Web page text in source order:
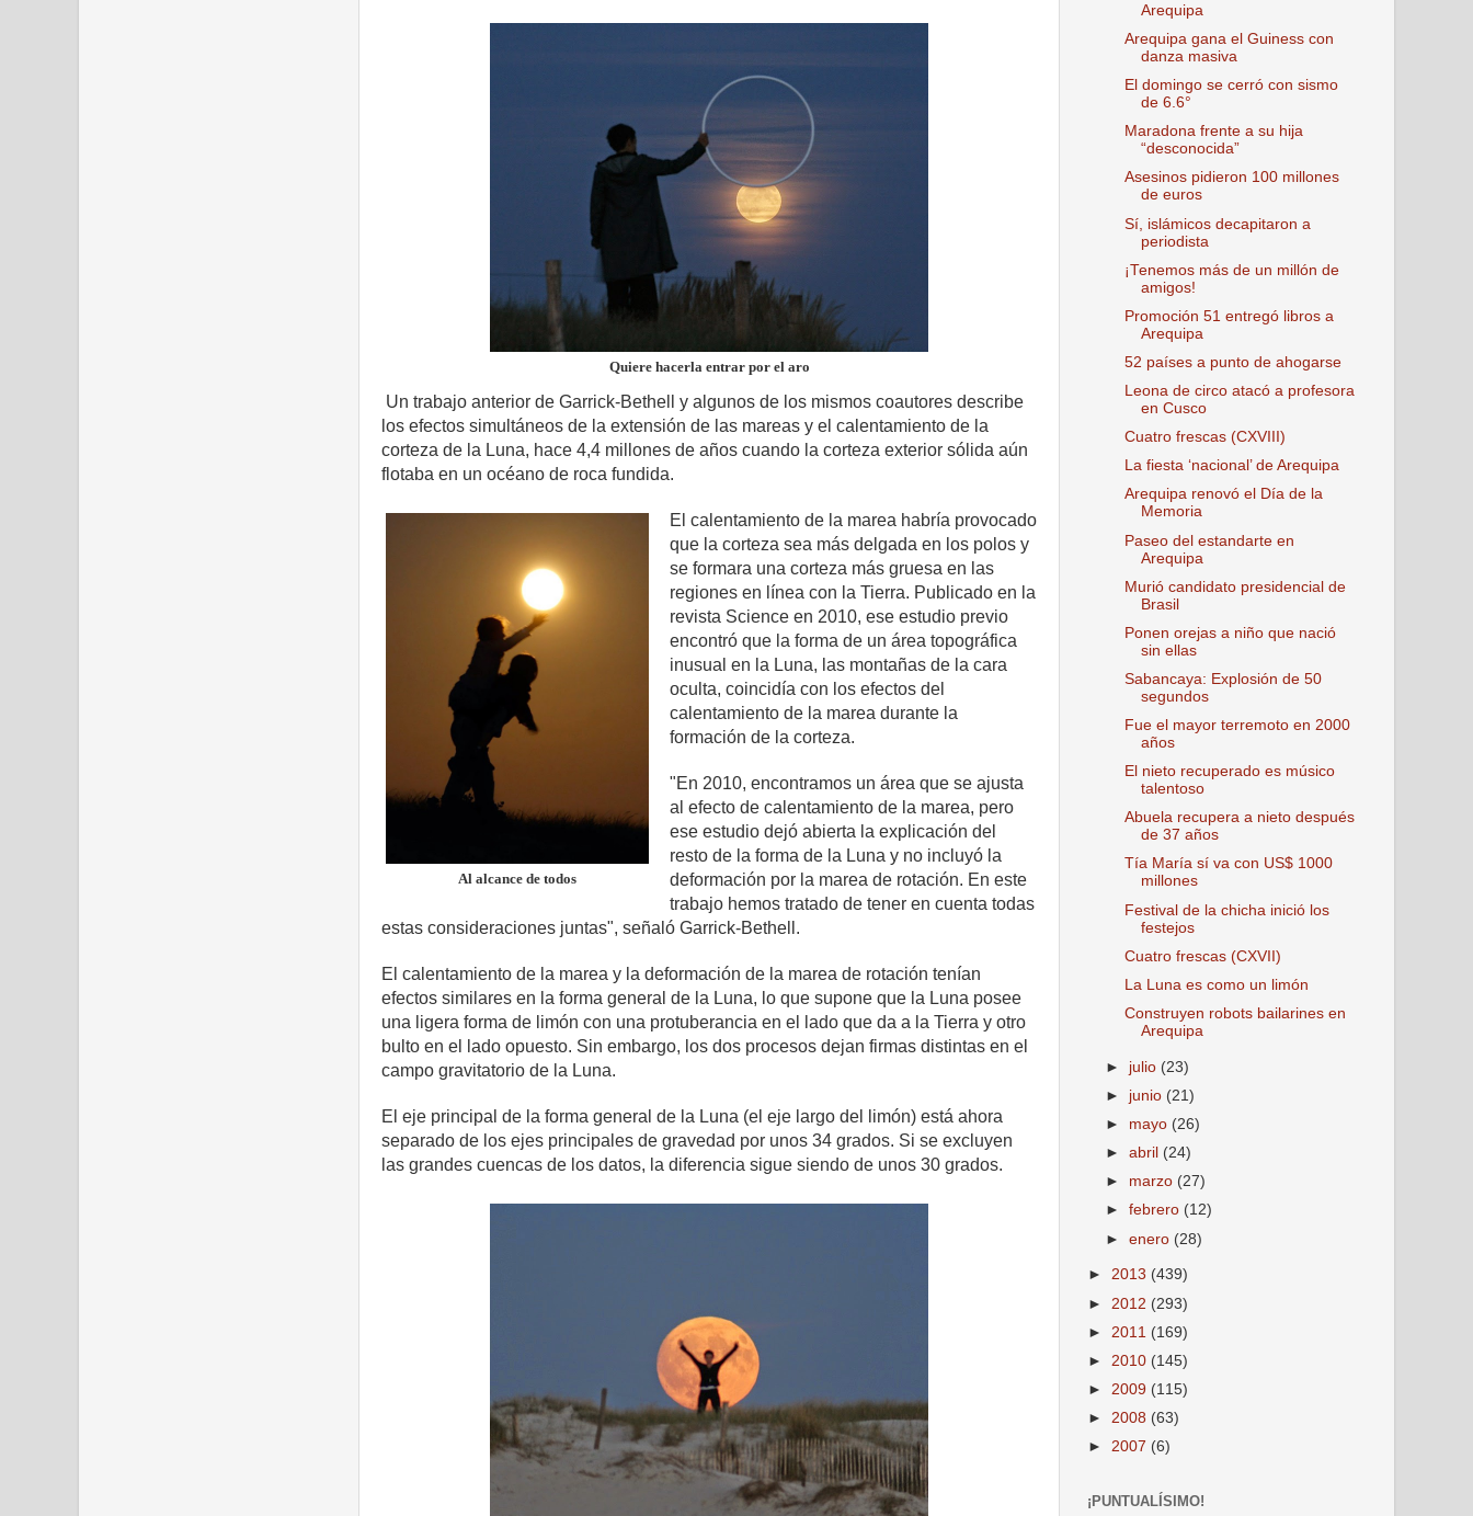
Quiere hacerla entrar por el aro
Un trabajo anterior de Garrick-Bethell y algunos de los mismos coautores describe
los efectos simultáneos de la extensión de las mareas y el calentamiento de la
corteza de la Luna, hace 4,4 millones de años cuando la corteza exterior sólida aún
flotaba en un océano de roca fundida.
Al alcance de todos
El calentamiento de la marea habría provocado
que la corteza sea más delgada en los polos y
se formara una corteza más gruesa en las
regiones en línea con la Tierra. Publicado en la
revista Science en 2010, ese estudio previo
encontró que la forma de un área topográfica
inusual en la Luna, las montañas de la cara
oculta, coincidía con los efectos del
calentamiento de la marea durante la
formación de la corteza.
"En 2010, encontramos un área que se ajusta
al efecto de calentamiento de la marea, pero
ese estudio dejó abierta la explicación del
resto de la forma de la Luna y no incluyó la
deformación por la marea de rotación. En este
trabajo hemos tratado de tener en cuenta todas
estas consideraciones juntas", señaló Garrick-Bethell.
El calentamiento de la marea y la deformación de la marea de rotación tenían
efectos similares en la forma general de la Luna, lo que supone que la Luna posee
una ligera forma de limón con una protuberancia en el lado que da a la Tierra y otro
bulto en el lado opuesto. Sin embargo, los dos procesos dejan firmas distintas en el
campo gravitatorio de la Luna.
El eje principal de la forma general de la Luna (el eje largo del limón) está ahora
separado de los ejes principales de gravedad por unos 34 grados. Si se excluyen
las grandes cuencas de los datos, la diferencia sigue siendo de unos 30 grados.
Arequipa
Arequipa gana el Guiness con
danza masiva
El domingo se cerró con sismo
de 6.6°
Maradona frente a su hija
“desconocida”
Asesinos pidieron 100 millones
de euros
Sí, islámicos decapitaron a
periodista
¡Tenemos más de un millón de
amigos!
Promoción 51 entregó libros a
Arequipa
52 países a punto de ahogarse
Leona de circo atacó a profesora
en Cusco
Cuatro frescas (CXVIII)
La fiesta ‘nacional’ de Arequipa
Arequipa renovó el Día de la
Memoria
Paseo del estandarte en
Arequipa
Murió candidato presidencial de
Brasil
Ponen orejas a niño que nació
sin ellas
Sabancaya: Explosión de 50
segundos
Fue el mayor terremoto en 2000
años
El nieto recuperado es músico
talentoso
Abuela recupera a nieto después
de 37 años
Tía María sí va con US$ 1000
millones
Festival de la chicha inició los
festejos
Cuatro frescas (CXVII)
La Luna es como un limón
Construyen robots bailarines en
Arequipa
► julio (23)
► junio (21)
► mayo (26)
►abril (24)
► marzo (27)
►febrero (12)
►enero (28)
► 2013 (439)
► 2012 (293)
► 2011 (169)
► 2010 (145)
► 2009 (115)
► 2008 (63)
► 2007 (6)
¡PUNTUALÍSIMO!